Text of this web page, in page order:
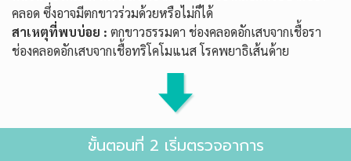
คลอด ซึ่งอาจมีตกขาวร่วมด้วยหรือไม่ก็ได้
สาเหตุที่พบบ่อย : ตกขาวธรรมดา ช่องคลอดอักเสบจากเชื้อรา
ช่องคลอดอักเสบจากเชื้อทริโคโมแนส โรคพยาธิเส้นด้าย
ขั้นตอนที่ 2 เริ่มตรวจอาการ